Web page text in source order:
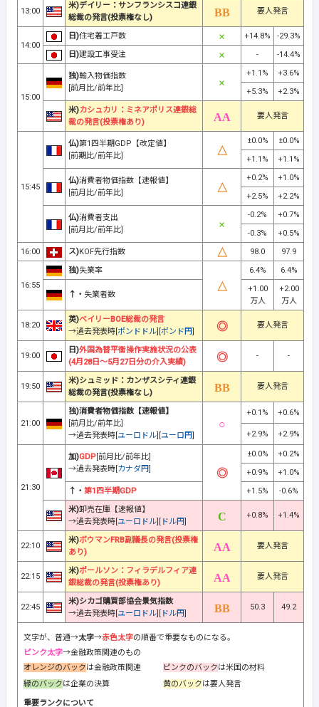
13:00
米)デイリー：サンフランシスコ連銀
総裁の発言(投票権なし)
要人発言
14:00
日)住宅着工戸数 +14.8%
-29.3%
日)建設工事受注 - -14.4%
15:00
独)輸入物価指数
[前月比/前年比]
+1.1%
+3.6%
+5.3%
+2.3%
米)カシュカリ：ミネアポリス連銀総
裁の発言(投票権あり)
要人発言
15:45
仏)第1四半期GDP【改定値】
[前期比/前年比]
±0.0%
±0.0%
+1.1%
+1.1%
仏)消費者物価指数【速報値】
[前月比/前年比]
+0.2%
+1.0%
+2.5%
+2.2%
仏)消費者支出
[前月比/前年比]
-0.2%
+0.7%
-0.3%
+0.5%
16:00
ス)KOF先行指数 98.0 97.9
16:55
独)失業率 6.4% 6.4%
↑・ 失業者数
+1.00
万人
+2.00
万人
18:20
英)ベイリーBOE総裁の発言
→過去発表時[ ポンドドル ポンド円
要人発言
19:00
日)外国為替平衡操作実施状況の公表
(4月28日～5月27日分の介入実績)
- -
19:50
米)シュミッド：カンザスシティ連銀
総裁の発言(投票権なし)
要人発言
21:00
独)消費者物価指数【速報値】
[前月比/前年比]
→過去発表時[ ユーロドル ユーロ円
+0.1% +0.6%
+2.9% +2.9%
21:30
加)GDP [前月比/前年比]
→過去発表時[ カナダ円
±0.0%
+0.2%
+0.9%
+1.0%
↑・ 第1四半期GDP +1.5%
-0.6%
米)卸売在庫【速報値】
→過去発表時[ ユーロドル ドル円
+0.8% +1.4%
22:10
米)ボウマンFRB副議長の発言(投票権
あり)
要人発言
22:15
米)ポールソン：フィラデルフィア連
銀総裁の発言(投票権あり)
要人発言
22:45
米)シカゴ購買部協会景気指数
→過去発表時[ ユーロドル ドル円
50.3 49.2
文字が、普通→太字→赤色太字の順番で重要なものになる。
ピンク太字→金融政策関連のもの
オレンジのバックは金融政策関連 ピンクのバックは米国の材料
緑のバックは企業の決算 黄のバックは要人発言
重要ランクについて